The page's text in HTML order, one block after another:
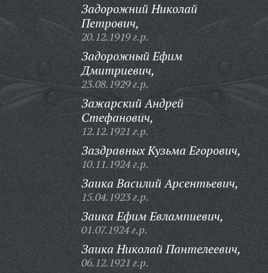
Задорожний Николай
Петрович,
20.12.1919 г.р.
Задорожный Ефим
Дмитриевич,
23.08.1929 г.р.
Зажарский Андрей
Стефанович,
12.12.1921 г.р.
Заздравных Кузьма Егорович,
10.11.1924 г.р.
Заика Василий Арсентьевич,
15.04.1923 г.р.
Заика Ефим Евлампиевич,
01.07.1924 г.р.
Заика Николай Пантелеевич,
06.12.1921 г.р.